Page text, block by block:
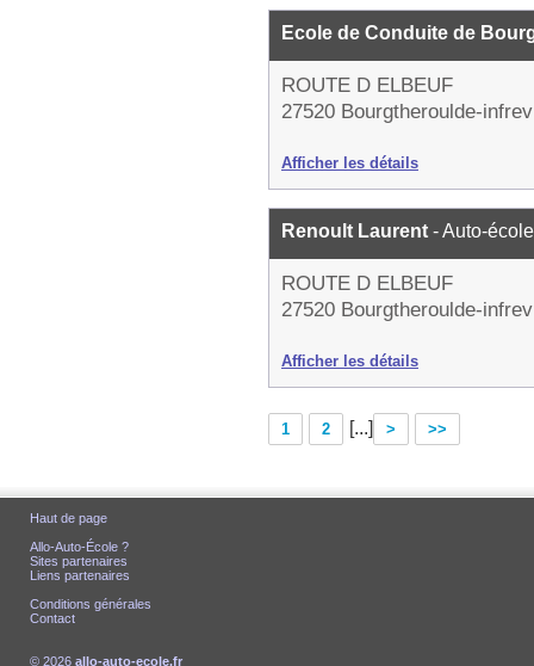
Ecole de Conduite de
ROUTE D ELBEUF
27520 Bourgtheroulde-
Afficher les détails
Renoult Laurent - Auto-école
ROUTE D ELBEUF
27520 Bourgtheroulde-
Afficher les détails
1 2 [...] > >>
Haut de page
Allo-Auto-École ?
Sites partenaires
Liens partenaires
Conditions générales
Contact
© 2026 allo-auto-ecole.fr